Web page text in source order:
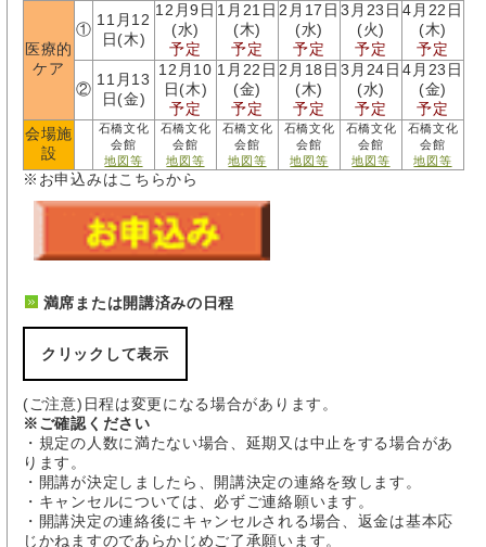
医療的
ケア
①
11月12
日(木)
12月9日
(水)
予定
1月21日
(木)
予定
2月17日
(水)
予定
3月23日
(火)
予定
4月22日
(木)
予定
②
11月13
日(金)
12月10
日(木)
予定
1月22日
(金)
予定
2月18日
(木)
予定
3月24日
(水)
予定
4月23日
(金)
予定
会場施
設
石橋文化
会館
地図等
石橋文化
会館
地図等
石橋文化
会館
地図等
石橋文化
会館
地図等
石橋文化
会館
地図等
石橋文化
会館
地図等
※お申込みはこちらから
満席または開講済みの日程
クリックして表示
日程順
日程①
2026
開講決
定
5月19日
(ご注意)日程は変更になる場合があります。
※ご確認ください
・規定の人数に満たない場合、延期又は中止をする場合があ
ります。
・開講が決定しましたら、開講決定の連絡を致します。
・キャンセルについては、必ずご連絡願います。
・開講決定の連絡後にキャンセルされる場合、返金は基本応
じかねますのであらかじめご了承願います。